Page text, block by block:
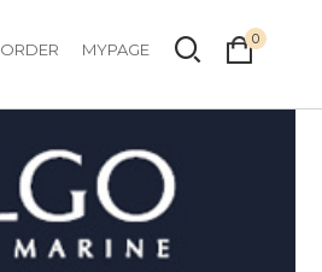
ORDER MYPAGE
0